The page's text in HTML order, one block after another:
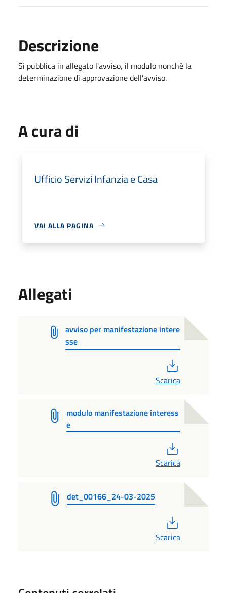
Descrizione
Si pubblica in allegato l'avviso, il modulo nonchè la
determinazione di approvazione dell'avviso.
A cura di
Ufficio Servizi Infanzia e Casa
VAI ALLA PAGINA
Allegati
avviso per manifestazione intere
sse
Scarica
modulo manifestazione interess
e
Scarica
det_00166_24-03-2025
Scarica